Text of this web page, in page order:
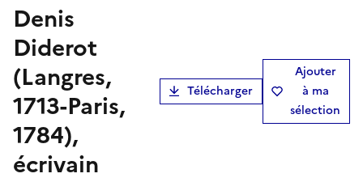
Denis
Diderot
(Langres,
1713-Paris,
1784),
écrivain
Télécharger
Ajouter
à ma
sélection